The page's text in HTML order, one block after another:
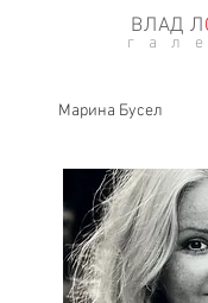
ВЛАД Л
г а л
Марина Бусел